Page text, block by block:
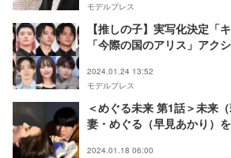
モデルプレス
【推しの子】実写化決定「
「今際の国のアリス」アク
2024.01.24 13:52
モデルプレス
＜めぐる未来 第1話＞未来
妻・めぐる（早見あかり）
2024.01.18 06:00